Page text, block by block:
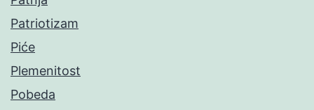
Patriotizam
Piće
Plemenitost
Pobeda